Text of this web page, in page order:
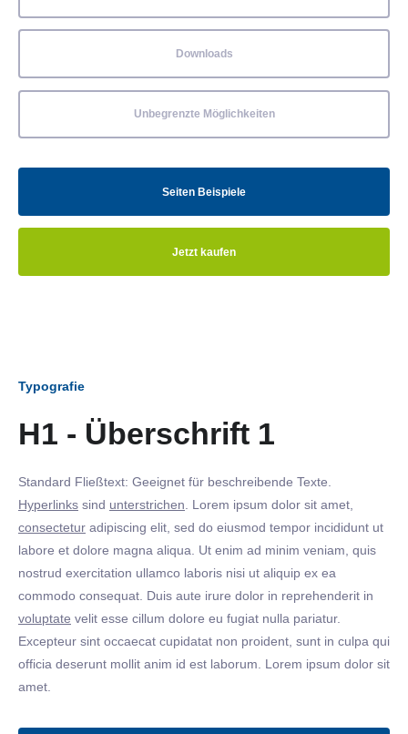
Downloads
Unbegrenzte Möglichkeiten
Seiten Beispiele
Jetzt kaufen
Typografie
H1 - Überschrift 1
Standard Fließtext: Geeignet für beschreibende Texte.
Hyperlinks sind unterstrichen . Lorem ipsum dolor sit amet,
consectetur adipiscing elit, sed do eiusmod tempor incididunt ut
labore et dolore magna aliqua. Ut enim ad minim veniam, quis
nostrud exercitation ullamco laboris nisi ut aliquip ex ea
commodo consequat. Duis aute irure dolor in reprehenderit in
voluptate velit esse cillum dolore eu fugiat nulla pariatur.
Excepteur sint occaecat cupidatat non proident, sunt in culpa qui
officia deserunt mollit anim id est laborum. Lorem ipsum dolor sit
amet.